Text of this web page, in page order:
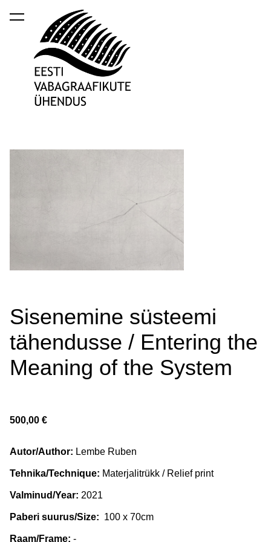
lisati ostukorvi.
Sisenemine süsteemi
tähendusse / Entering the
Meaning of the System
500,00 €
Autor/Author: Lembe Ruben
Tehnika/Technique: Materjalitrükk / Relief print
Valminud/Year: 2021
Paberi suurus/Size: 100 x 70cm
Raam/Frame: -